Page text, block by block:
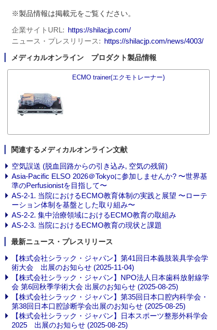
※製品情報は掲載元をご覧ください。
企業サイトURL
https://shilacjp.com/
ニュース・プレスリリース
https://shilacjp.com/news/4003/
メディカルオンライン プロダクト製品情報
ECMO trainer(エクモトレーナー)
関連するメディカルオンライン文献
空気誤送 (脱血回路からの引き込み, 空気の残留)
Asia-Pacific ELSO 2026＠Tokyoに参加しませんか? 〜世界基
準のPerfusionistを目指して〜
AS-2-1. 当院におけるECMO教育体制の実践と展望 〜ローテ
ーション体制を基盤とした取り組み〜
AS-2-2. 集中治療領域におけるECMO教育の取組み
AS-2-3. 当院におけるECMO教育の現状と課題
最新ニュース・プレスリリース
【株式会社シラック・ジャパン】第41回日本義肢装具学会学
術大会 出展のお知らせ (2025-11-04)
【株式会社シラック・ジャパン】NPO法人日本歯科放射線学
会 第6回秋季学術大会 出展のお知らせ (2025-08-25)
【株式会社シラック・ジャパン】第35回日本口腔内科学会・
第38回日本口腔診断学会出展のお知らせ (2025-08-25)
【株式会社シラック・ジャパン】日本スポーツ整形外科学会
2025 出展のお知らせ (2025-08-25)